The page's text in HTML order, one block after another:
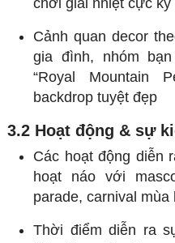
chơi giải nhiệt cực kỳ
Cảnh quan decor
gia đình, nhóm
“Royal Mountain
backdrop tuyệt đẹp
3.2 Hoạt động & sự
Các hoạt động diễn
hoạt náo với
parade, carnival mùa
Thời điểm diễn ra